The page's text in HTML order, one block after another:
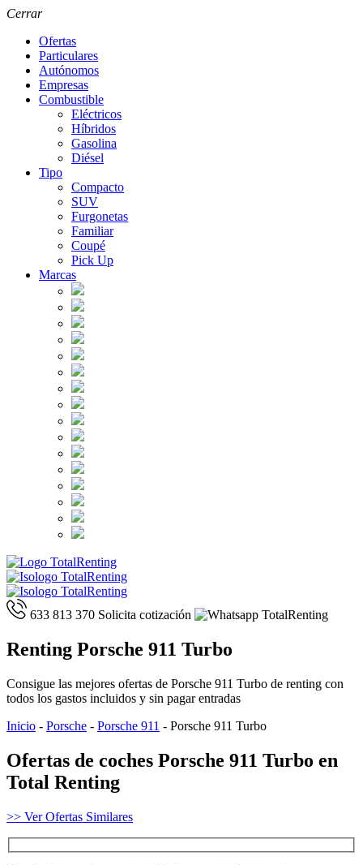
Cerrar
Ofertas
Particulares
Autónomos
Empresas
Combustible
Eléctricos
Híbridos
Gasolina
Diésel
Tipo
Compacto
SUV
Furgonetas
Familiar
Coupé
Pick Up
Marcas
633 813 370 Solicita cotización
Renting Porsche 911 Turbo
Consigue las mejores ofertas de Porsche 911 Turbo de renting con
todos los gastos incluidos y sin pagar entradas
Inicio - Porsche - Porsche 911 - Porsche 911 Turbo
Ofertas de coches Porsche 911 Turbo en
Total Renting
>> Ver Ofertas Similares